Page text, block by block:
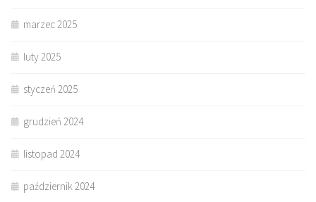
marzec 2025
luty 2025
styczeń 2025
grudzień 2024
listopad 2024
październik 2024